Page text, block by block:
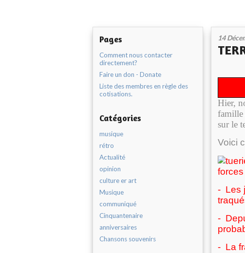
Pages
Comment nous contacter
directement?
Faire un don - Donate
Liste des membres en règle des
cotisations.
Catégories
musique
rétro
Actualité
opinion
culture er art
Musique
communiqué
Cinquantenaire
anniversaires
Chansons souvenirs
14
Hier,
famille
sur le
Voici
forces
- Les
-
- La